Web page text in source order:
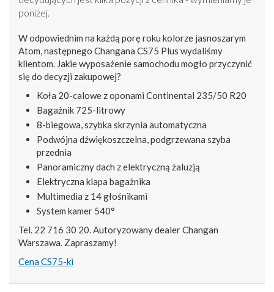
poniżej.
W odpowiednim na każdą porę roku kolorze jasnoszarym
Atom, następnego Changana CS75 Plus wydaliśmy
klientom. Jakie wyposażenie samochodu mogło przyczynić
się do decyzji zakupowej?
Koła 20-calowe z oponami Continental 235/50 R20
Bagażnik 725-litrowy
8-biegowa, szybka skrzynia automatyczna
Podwójna dźwiękoszczelna, podgrzewana szyba
przednia
Panoramiczny dach z elektryczną żaluzją
Elektryczna klapa bagażnika
Multimedia z 14 głośnikami
System kamer 540°
Tel. 22 716 30 20. Autoryzowany dealer Changan
Warszawa. Zapraszamy!
Cena CS75-ki